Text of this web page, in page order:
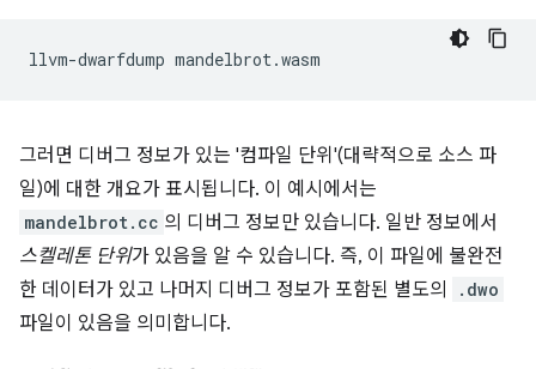
llvm-dwarfdump
그러면 디버그 정보가 있는 '컴파일 단위'(대략적으로 소스 파
일)에 대한 개요가 표시됩니다. 이 예시에서는
mandelbrot.cc 의 디버그 정보만 있습니다. 일반 정보에서
스켈레톤 단위가 있음을 알 수 있습니다. 즉, 이 파일에 불완전
한 데이터가 있고 나머지 디버그 정보가 포함된 별도의
.dwo
파일이 있음을 의미합니다.